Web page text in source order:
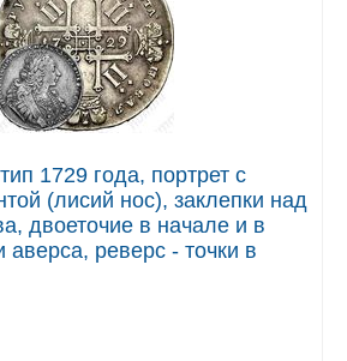
1729 года, портрет с
(лисий нос), заклепки над
двоеточие в начале и в
аверса, реверс - точки в